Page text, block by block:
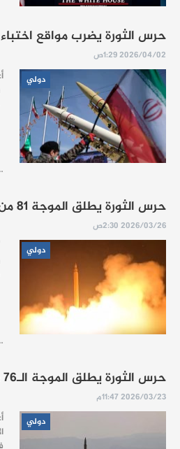
حرس الثورة يضرب مواقع
2026/04/02 1:29ص
دولي
حرس الثورة يطلق الموجة 81 من “وعد صادق 4” التي استهدفت أكثر من 70 موقعاً للاحتلال
2026/03/26 2:30ص
دولي
حرس الثورة يطلق الموجة الـ76 من “وعد صادق 4” ويستهدف قواعد أميركية وكيان الاحتلال
2026/03/23 11:47م
دولي